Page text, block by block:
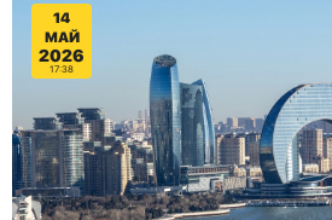
14
МАЙ
2026
17:38